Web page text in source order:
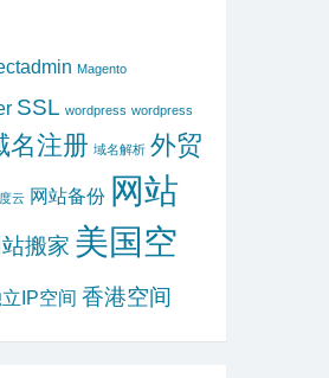
Magento
SSL wordpress wordpress
名注册 域名解析 外贸
云 网站备份 网站
站搬家 美国空
IP空间 香港空间